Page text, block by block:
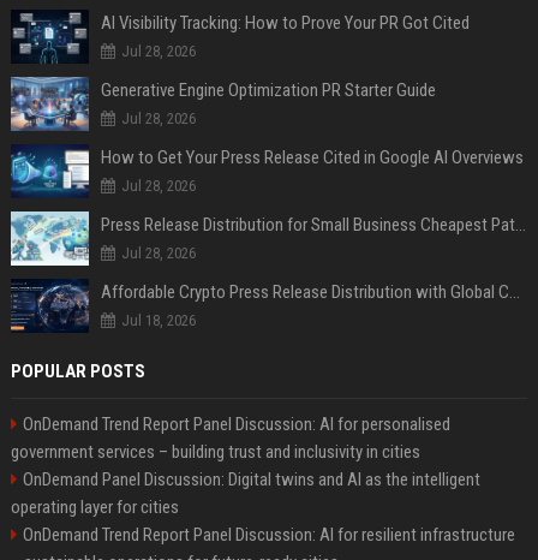
AI Visibility Tracking: How to Prove Your PR Got Cited
Jul 28, 2026
Generative Engine Optimization PR Starter Guide
Jul 28, 2026
How to Get Your Press Release Cited in Google AI Overviews
Jul 28, 2026
Press Release Distribution for Small Business Cheapest Path to Real Coverage
Jul 28, 2026
Affordable Crypto Press Release Distribution with Global Coverage
Jul 18, 2026
POPULAR POSTS
OnDemand Trend Report Panel Discussion: AI for personalised
government services – building trust and inclusivity in cities
OnDemand Panel Discussion: Digital twins and AI as the intelligent
operating layer for cities
OnDemand Trend Report Panel Discussion: AI for resilient infrastructure